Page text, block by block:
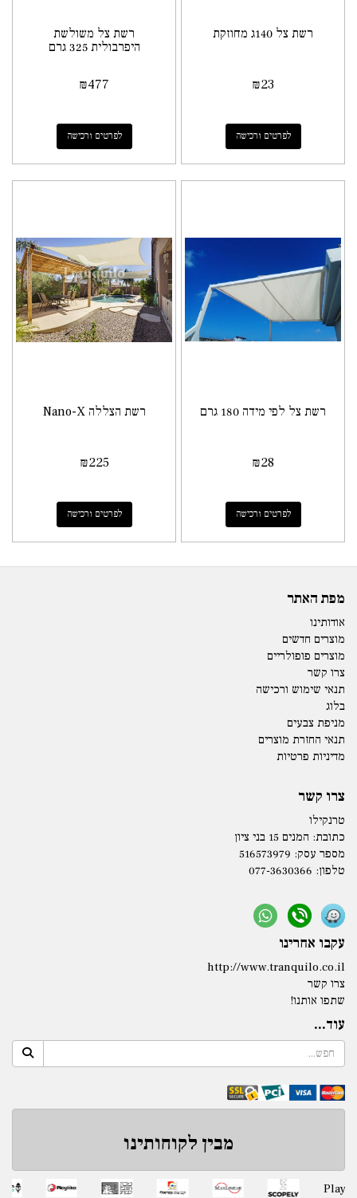
רשת צל 140ג מחוזקת
₪23
לפרטים ורכישה
רשת צל משולשת
היפרבולית 325 גרם
₪477
לפרטים ורכישה
רשת צל לפי מידה 180 גרם
₪28
לפרטים ורכישה
רשת הצללה Nano-X
₪225
לפרטים ורכישה
מפת האתר
אודותינו
מוצרים חדשים
מוצרים פופולריים
צרו קשר
תנאי שימוש ורכישה
בלוג
מניפת צבעים
תנאי החזרת מוצרים
מדיניות פרטיות
צרו קשר
טרנקילו
כתובת: המנים 15 בני ציון
מספר עסק: 516573979
טלפון: 077-3630366
עקבו אחרינו
http://www.tranquilo.co.il
צרו קשר
שתפו אותנו!
עוד...
מבין לקוחותינו
מכון
קבוצת
MaxLinear SCOPELY
מועצה